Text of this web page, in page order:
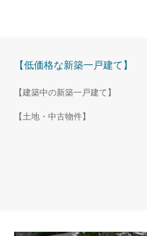
【低価格な新築一戸建て】
【建築中の新築一戸建て】
【土地・中古物件】